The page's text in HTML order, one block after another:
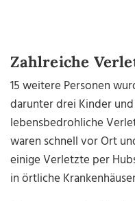
Zahlreiche
15 weitere Personen
darunter drei Kinder
lebensbedrohliche
waren schnell vor Ort
einige Verletzte per
in örtliche